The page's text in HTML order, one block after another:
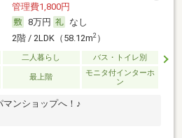
管理費1,800円
8万円
なし
2階 / 2LDK（58.12m2）
二人暮らし バス・トイレ別
最上階
モニタ付インターホ
ン
マンショップへ！♪